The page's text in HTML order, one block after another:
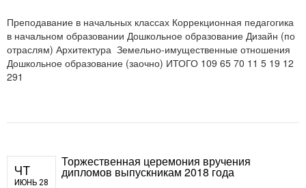
Преподавание в начальных классах Коррекционная педагогика
в начальном образовании Дошкольное образование Дизайн (по
отраслям) Архитектура Земельно-имущественные отношения
Дошкольное образование (заочно) ИТОГО 109 65 70 11 5 19 12
291
ЧТ
ИЮНЬ 28
Торжественная церемония вручения
дипломов выпускникам 2018 года